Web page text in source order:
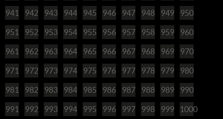
941 942 943 944 945 946 947 948 949 950
951 952 953 954 955 956 957 958 959 960
961 962 963 964 965 966 967 968 969 970
971 972 973 974 975 976 977 978 979 980
981 982 983 984 985 986 987 988 989 990
991 992 993 994 995 996 997 998 999 1000